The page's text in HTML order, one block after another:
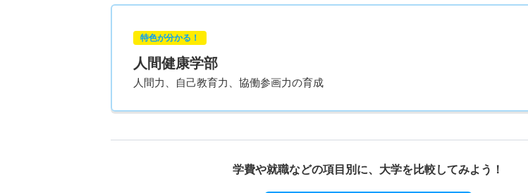
特色が分かる！
人間健康学部
人間力、自己教育力、協働参画力の育成
学費や就職などの項目別に、 大学を比較してみよう！